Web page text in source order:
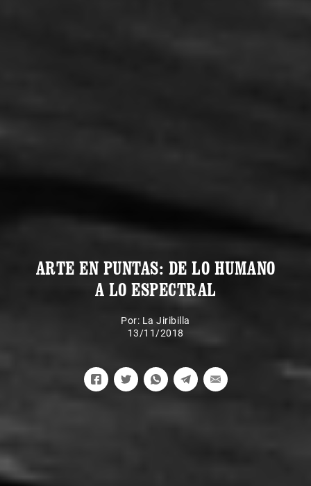
ARTE EN PUNTAS: DE LO HUMANO
A LO ESPECTRAL
Por: La Jiribilla
13/11/2018